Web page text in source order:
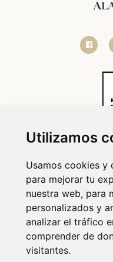
Utilizamos
Usamos cookies y
para mejorar tu
nuestra web, para
personalizados y
analizar el tráfico
comprender de
visitantes.© 2020-2026